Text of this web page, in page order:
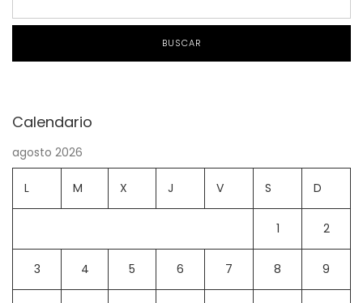
BUSCAR
Calendario
agosto 2026
L M X J V S D
1 2
3 4 5 6 7 8 9